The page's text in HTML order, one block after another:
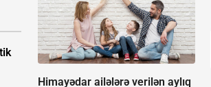
Himayədar ailələrə verilən aylıq